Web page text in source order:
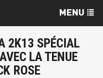
2K13 SPÉCIAL
LA TENUE
ROSE